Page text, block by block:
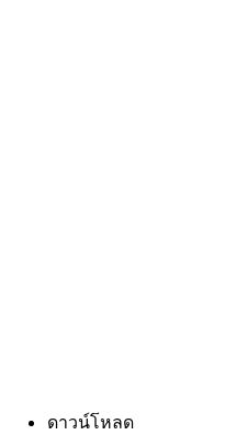
ดาวน์โหลด